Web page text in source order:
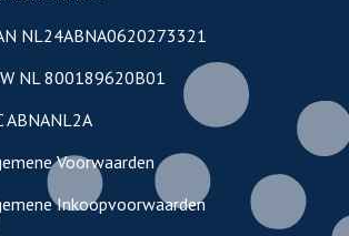
NL24ABNA0620273321
NL 800189620B01
ABNANL2A
Voorwaarden
Inkoopvoorwaarden